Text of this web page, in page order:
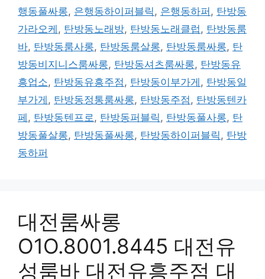
행동풀싸롱, 은행동하이퍼블릭 , 은행동하퍼 , 탄방동
가라오케 , 탄방동노래방, 탄방동노래클럽 , 탄방동룸
바, 탄방동룸사롱, 탄방동룸살롱, 탄방동룸싸롱, 탄
방동비지니스룸싸롱, 탄방동셔츠룸싸롱, 탄방동유
흥업소, 탄방동유흥주점 , 탄방동이부가게 , 탄방동일
부가게 , 탄방동정통룸싸롱, 탄방동주점 , 탄방동텐카
페 , 탄방동텐프로 , 탄방동퍼블릭 , 탄방동풀사롱, 탄
방동풀살롱, 탄방동풀싸롱, 탄방동하이퍼블릭 , 탄방
동하퍼
대전룸싸롱
O1O.8001.8445 대전유
성룸바 대전유흥주점 대